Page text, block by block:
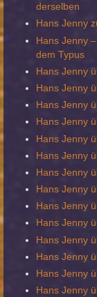
derselben
Hans Jenny
Hans Jenny
dem Typus
Hans Jenny
Hans Jenny
Hans Jenny
Hans Jenny
Hans Jenny
Hans Jenny
Hans Jenny
Hans Jenny
Hans Jenny
Hans Jenny
Hans Jenny
Hans Jenny
Hans Jenny
Hans Jenny